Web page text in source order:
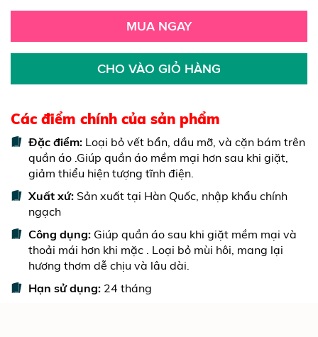
MUA NGAY
CHO VÀO GIỎ HÀNG
Các điểm chính của sản phẩm
Đặc điểm: Loại bỏ vết bẩn, dầu mỡ, và cặn bám trên
quần áo .Giúp quần áo mềm mại hơn sau khi giặt,
giảm thiểu hiện tượng tĩnh điện.
Xuất xứ: Sản xuất tại Hàn Quốc, nhập khẩu chính
ngạch
Công dụng: Giúp quần áo sau khi giặt mềm mại và
thoải mái hơn khi mặc . Loại bỏ mùi hôi, mang lại
hương thơm dễ chịu và lâu dài.
Hạn sử dụng: 24 tháng